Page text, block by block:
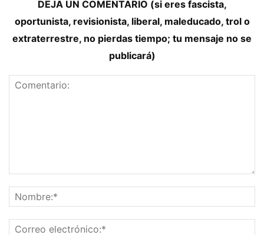
DEJA UN COMENTARIO (si eres fascista,
oportunista, revisionista, liberal, maleducado, trol o
extraterrestre, no pierdas tiempo; tu mensaje no se
publicará)